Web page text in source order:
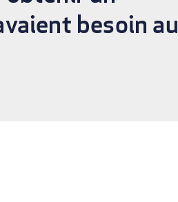
besoin au